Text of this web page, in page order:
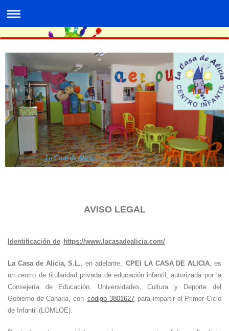
La Casa de Alicia
AVISO LEGAL
Identificación de https://www.lacasadealicia.com/
La Casa de Alicia, S.L. , en adelante, CPEI LA CASA DE ALICIA , es
un centro de titularidad privada de educación infantil, autorizada por la
Consejería de Educación, Universidades, Cultura y Deporte del
Gobierno de Canaria, con código 3801627 para impartir el Primer Ciclo
de Infantil (LOMLOE).